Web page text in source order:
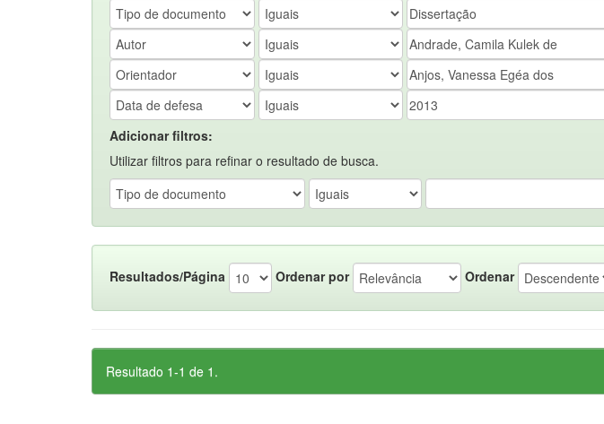
Adicionar filtros:
Utilizar filtros para refinar o resultado de busca.
Resultados/Página Ordenar por Ordenar
Resultado 1-1 de 1.